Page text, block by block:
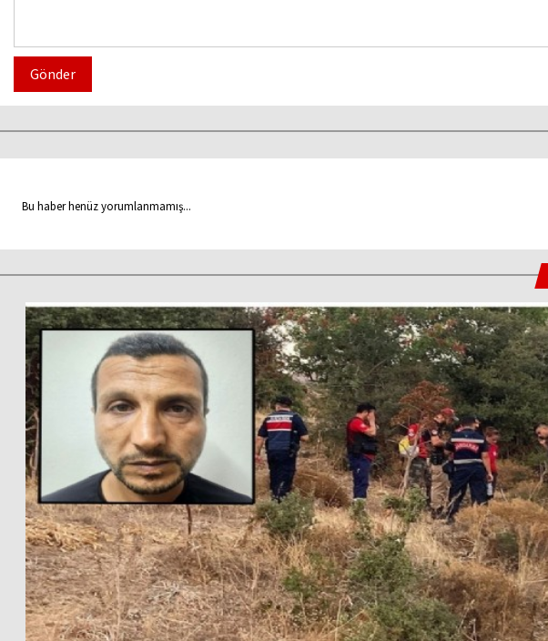
Gönder
Bu haber henüz yorumlanmamış...